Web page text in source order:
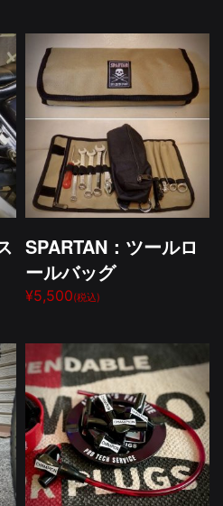
SPARTAN：ツールロ
ールバッグ
¥5,500(税込)